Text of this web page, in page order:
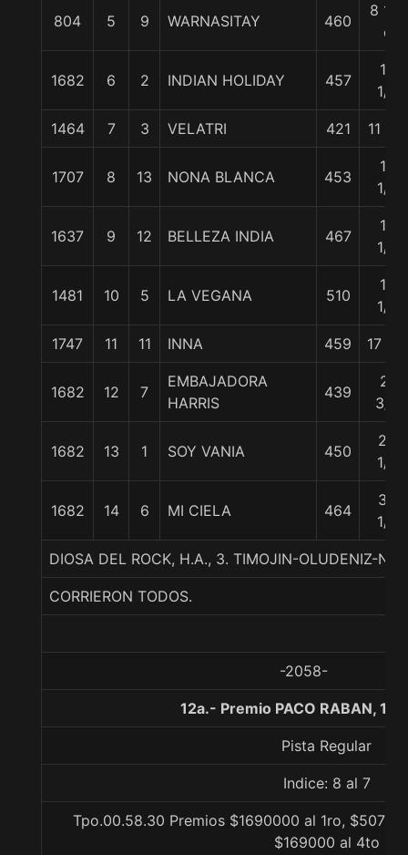
804 5 9 WARNASITAY 460
8 1/2
c
1682 6 2 INDIAN HOLIDAY 457
10
1/4
1464 7 3 VELATRI 421 11 1/4
1707 8 13 NONA BLANCA 453
12
1/4
1637 9 12 BELLEZA INDIA 467
15
1/4
1481 10 5 LA VEGANA 510
15
1/2
1747 11 11 INNA 459 17 1/2
1682 12 7
EMBAJADORA
HARRIS
439
21
3/4
1682 13 1 SOY VANIA 450
28
1/4
1682 14 6 MI CIELA 464
34
1/4
DIOSA DEL ROCK, H.A., 3. TIMOJIN-OLUDENIZ-
CORRIERON TODOS.
-2058-
12a.- Premio PACO RABAN,
Pista Regular
Indice: 8 al 7
Tpo.00.58.30 Premios $1690000 al 1ro,
$169000 al 4to